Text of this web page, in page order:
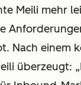
Meili mehr
Nach einem
überzeugt: